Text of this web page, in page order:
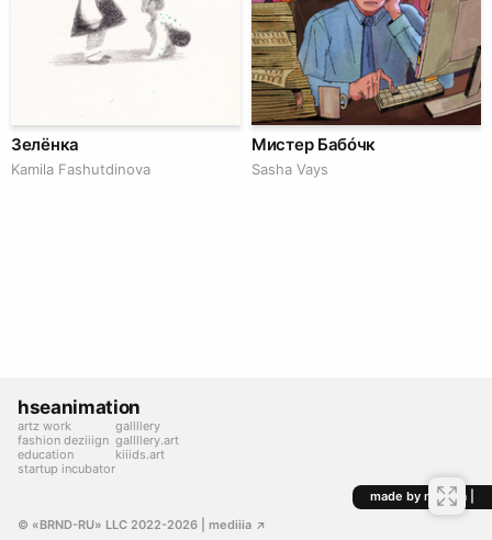
Зелёнка
Kamila Fashutdinova
Мистер Бабóчк
Sasha Vays
hseanimation
artz work
fashion deziiign
education
startup incubator
gallllery
gallllery.art
kiiids.art
made by mediiia |
© «BRND-RU» LLC 2022-2026 | mediiia ↗